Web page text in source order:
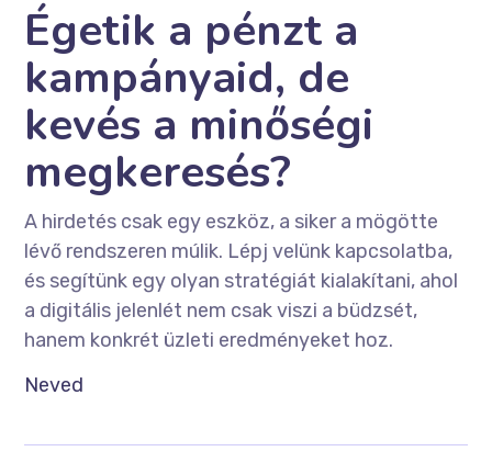
Égetik a pénzt a
kampányaid, de
kevés a minőségi
megkeresés?
A hirdetés csak egy eszköz, a siker a mögötte
lévő rendszeren múlik. Lépj velünk kapcsolatba,
és segítünk egy olyan stratégiát kialakítani, ahol
a digitális jelenlét nem csak viszi a büdzsét,
hanem konkrét üzleti eredményeket hoz.
Neved